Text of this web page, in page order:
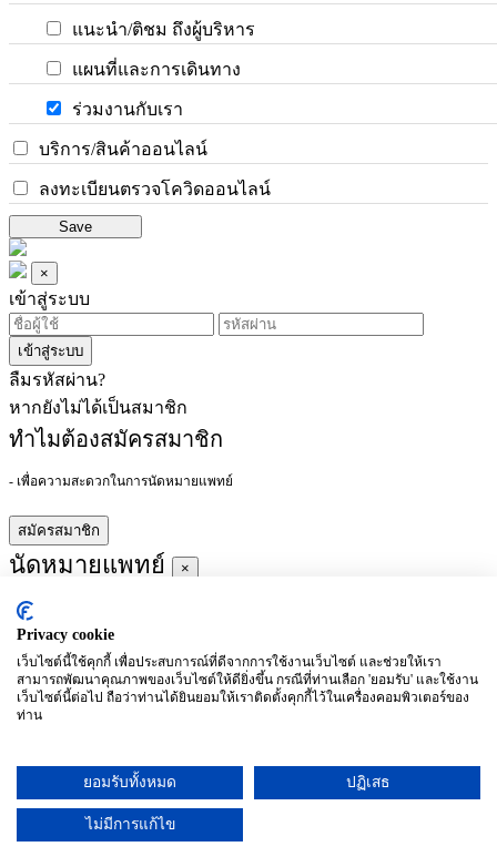
แนะนำ/ติชม ถึงผู้บริหาร
แผนที่และการเดินทาง
ร่วมงานกับเรา
บริการ/สินค้าออนไลน์
ลงทะเบียนตรวจโควิดออนไลน์
Save
×
เข้าสู่ระบบ
เข้าสู่ระบบ
ลืมรหัสผ่าน?
หากยังไม่ได้เป็นสมาชิก
ทำไมต้องสมัครสมาชิก
- เพื่อความสะดวกในการนัดหมายแพทย์
สมัครสมาชิก
นัดหมายแพทย์ ×
ผู้ชำนาญการ
ประจำ :
อาทิตย์
จันทร์
(27/09)
อังคาร
(28/09)
พุธ
พฤหัสบดี
ศุกร์
เสาร์
Privacy cookie
เว็บไซต์นี้ใช้คุกกี้ เพื่อประสบการณ์ที่ดีจากการใช้งานเว็บไซต์ และช่วยให้เรา
สามารถพัฒนาคุณภาพของเว็บไซต์ให้ดียิ่งขึ้น กรณีที่ท่านเลือก 'ยอมรับ' และใช้งาน
เว็บไซต์นี้ต่อไป ถือว่าท่านได้ยินยอมให้เราติดตั้งคุกกี้ไว้ในเครื่องคอมพิวเตอร์ของ
ท่าน
ยอมรับทั้งหมด ปฏิเสธ
ไม่มีการแก้ไข